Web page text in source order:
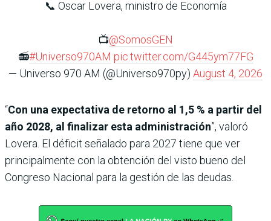
📞 Oscar Lovera, ministro de Economía
📺@SomosGEN
📻#Universo970AM pic.twitter.com/G445ym77FG
— Universo 970 AM (@Universo970py) August 4, 2026
“Con una expectativa de retorno al 1,5 % a partir del
año 2028, al finalizar esta administración”, valoró
Lovera. El déficit señalado para 2027 tiene que ver
principalmente con la obtención del visto bueno del
Congreso Nacional para la gestión de las deudas.